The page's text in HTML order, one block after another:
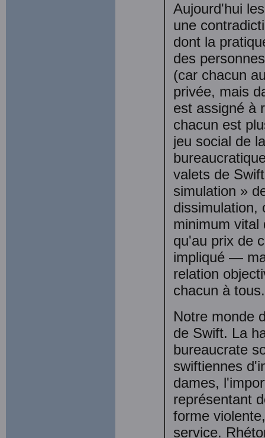
Aujourd'hui
une
dont la
des
(car chacun
privée, mais
est assigné à
chacun est
jeu social de
valets de
simulation »
dissimulation,
minimum vital
qu'au prix de
impliqué —
relation
chacun à tous.
Notre monde
de Swift. La
bureaucrate
swiftiennes
dames,
représentant
forme
service.